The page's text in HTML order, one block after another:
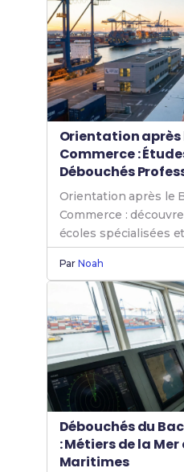
Orientation après
Commerce :
Débouchés
Orientation après le
Commerce :
écoles spécialisées
professionnels qui
ParNoah
Débouchés du
: Métiers de la
Maritimes